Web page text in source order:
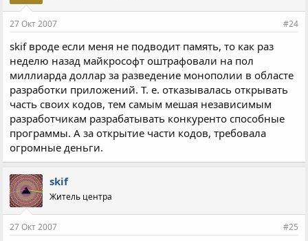
27 Окт 2007 #24
skif вроде если меня не подводит память, то как раз
неделю назад майкрософт оштрафовали на пол
миллиарда доллар за разведение монополии в областе
разработки приложений. Т. е. отказывалась открывать
часть своих кодов, тем самым мешая независимым
разработчикам разрабатывать конкуренто способные
программы. А за открытие части кодов, требовала
огромные деньги.
skif
Житель центра
27 Окт 2007 #25